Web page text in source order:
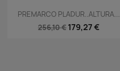
Vista rápida
PREMARCO PLADUR..ALTURA...
256,10 € 179,27 €